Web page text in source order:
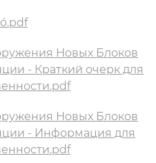
Новых Блоков
- Краткий очерк для
Новых Блоков
- Информация для